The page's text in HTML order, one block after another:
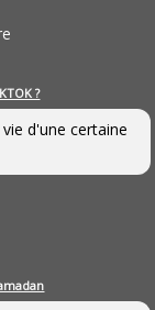
?
d'une certaine